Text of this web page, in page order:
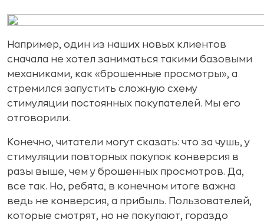
Например, один из наших новых клиентов
сначала не хотел заниматься такими базовыми
механиками, как «брошенные просмотры», а
стремился запустить сложную схему
стимуляции постоянных покупателей. Мы его
отговорили.
Конечно, читатели могут сказать: что за чушь, у
стимуляции повторных покупок конверсия в
разы выше, чем у брошенных просмотров. Да,
все так. Но, ребята, в конечном итоге важна
ведь не конверсия, а прибыль. Пользователей,
которые смотрят, но не покупают, гораздо